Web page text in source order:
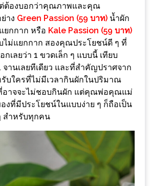
ต่ต้องบอกว่าคุณภาพและคุณ
าง Green Passion (59 บาท) น้ำผัก
ยกกาก หรือ Kale Passion (59 บาท)
ไม่แยกกาก สองคุณประโยชน์ดี ๆ ที่
เลยว่า 1 ขวดเล็ก ๆ แบบนี้ เทียบ
จานเลยทีเดียว และที่สำคัญปราศจาก
บใครที่ไม่มีเวลากินผักในปริมาณ
อาจจะไม่ชอบกินผัก แต่คุณพ่อคุณแม่
งที่มีประโยชน์ในแบบง่าย ๆ ก็ถือเป็น
สำหรับทุกคน